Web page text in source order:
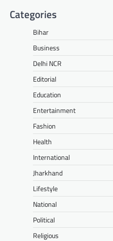
Categories
Bihar
Business
Delhi NCR
Editorial
Education
Entertainment
Fashion
Health
International
Jharkhand
Lifestyle
National
Political
Religious